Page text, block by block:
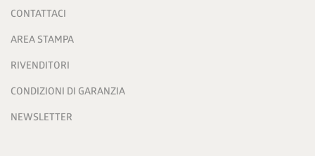
CONTATTACI
AREA STAMPA
RIVENDITORI
CONDIZIONI DI GARANZIA
NEWSLETTER